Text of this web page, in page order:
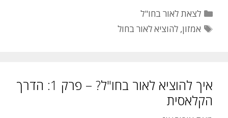
קטגוריות
לצאת לאור בחו"ל
תגיות
אמזון,להוציא לאור בחול
איך להוציא לאור בחו"ל? – פרק 1: הדרך
הקלאסית